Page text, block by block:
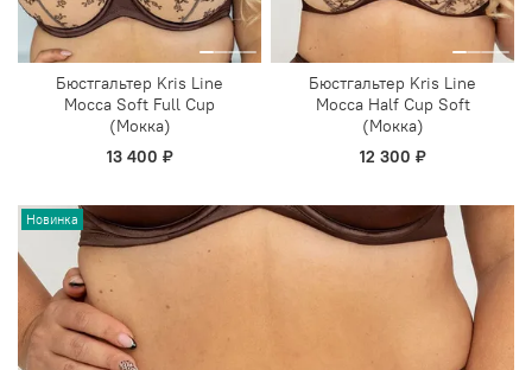
Бюстгальтер Kris Line
Mocca Soft Full Cup
(Мокка)
13 400 ₽
Бюстгальтер Kris Line
Mocca Half Cup Soft
(Мокка)
12 300 ₽
Новинка